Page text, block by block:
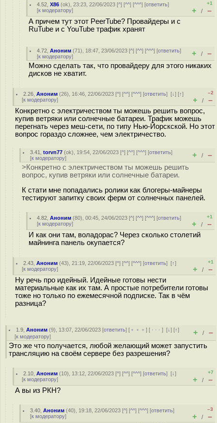
4.52 ,X86 (ok), 23:23, 22/06/2023 [^] [^^] [^^^] [ответить]
[к модератору]
+1
+ / –
А причем тут этот PeerTube? Провайдеры и с
RuTube и с YouTube трафик хранят
4.72 ,Аноним (71), 18:47, 23/06/2023 [^] [^^] [^^^] [ответить]
[к модератору] + / –
Можно сделать так, что провайдеру для этого никаких
дисков не хватит.
2.26 ,Аноним (26), 16:46, 22/06/2023 [^] [^^] [^^^] [ответить][↓] [↑]
[к модератору]
–2
+ / –
Конкретно с электричеством ты можешь решить вопрос,
купив ветряки или солнечные батареи. Трафик можешь
перегнать через меш-сети, по типу Нью-Йорскской. Но этот
вопрос гораздо сложнее, чем электричество.
3.41 ,torvn77 (ok), 19:54, 22/06/2023 [^] [^^] [^^^] [ответить]
[к модератору] + / –
>Конкретно с электричеством ты можешь решить
вопрос, купив ветряки или солнечные батареи.
К стати мне попадались ролики как блогеры-майнеры
тестируют запитку своих ферм от солнечных панелей.
4.82 ,Аноним (80), 00:45, 24/06/2023 [^] [^^] [^^^] [ответить]
[к модератору]
+1
+ / –
И как они там, воладорас? Через сколько столетий
майнинга панель окупается?
2.43 ,Аноним (43), 21:19, 22/06/2023 [^] [^^] [^^^] [ответить][↑]
[к модератору]
+1
+ / –
Ну речь про идейный. Идейные готовы нести
материальные как их там. А простые потребители готовы
тоже но только по ежемесячной подписке. Так в чём
разница?
1.9 ,Аноним (9), 13:07, 22/06/2023 [ответить] [ ﹢﹢﹢] [ · · ·][↓] [↑]
[к модератору] + / –
Это же что получается, любой желающий может запустить
трансляцию на своём сервере без разрешения?
2.10 ,Аноним (10), 13:12, 22/06/2023 [^] [^^] [^^^] [ответить][↓]
[к модератору]
+7
+ / –
А вы из РКН?
3.40 ,Аноним (40), 19:18, 22/06/2023 [^] [^^] [^^^] [ответить]
[к модератору]
–3
+ / –